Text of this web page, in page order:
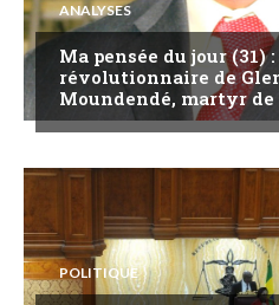
ANALYSES
Ma pensée du jour (31)
révolutionnaire de
Moundendé, martyr
POLITIQUE